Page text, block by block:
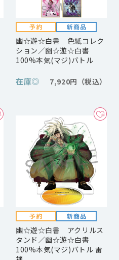
幽☆遊☆白書 色紙コレク
ション／幽☆遊☆白書
100%本気(マジ)バトル
在庫◎ 7,920円
幽☆遊☆白書 アクリルス
タンド／幽☆遊☆白書
100%本気(マジ)バトル 雷